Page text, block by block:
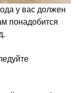
у вас должен
понадобится